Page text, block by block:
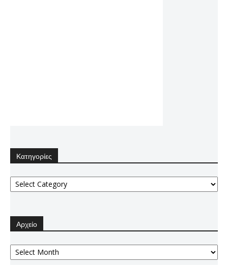
Κατηγορίες
Κατηγορίες
Αρχείο
Αρχείο